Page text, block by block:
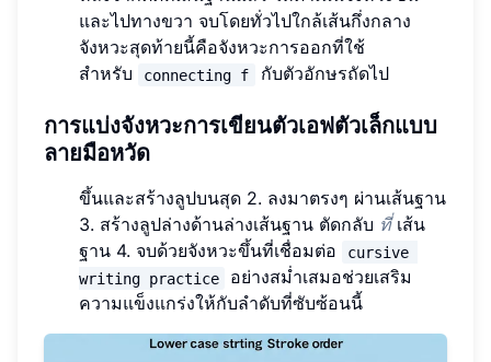
และไปทางขวา จบโดยทั่วไปใกล้เส้นกึ่งกลาง
จังหวะสุดท้ายนี้คือจังหวะการออกที่ใช้
สำหรับ
connecting f กับตัวอักษรถัดไป
การแบ่งจังหวะการเขียนตัวเอฟตัวเล็กแบบ
ลายมือหวัด
ขึ้นและสร้างลูปบนสุด 2. ลงมาตรงๆ ผ่านเส้นฐาน
3. สร้างลูปล่างด้านล่างเส้นฐาน ตัดกลับ ที่เส้น
ฐาน 4. จบด้วยจังหวะขึ้นที่เชื่อมต่อ
cursive
writing practice
อย่างสม่ำเสมอช่วยเสริม
ความแข็งแกร่งให้กับลำดับที่ซับซ้อนนี้